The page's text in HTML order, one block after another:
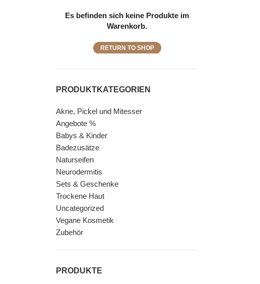
Es befinden sich keine Produkte im
Warenkorb.
RETURN TO SHOP
PRODUKTKATEGORIEN
Akne, Pickel und Mitesser
Angebote %
Babys & Kinder
Badezusätze
Naturseifen
Neurodermitis
Sets & Geschenke
Trockene Haut
Uncategorized
Vegane Kosmetik
Zubehör
PRODUKTE